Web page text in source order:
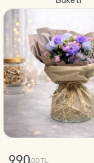
990,00 TL